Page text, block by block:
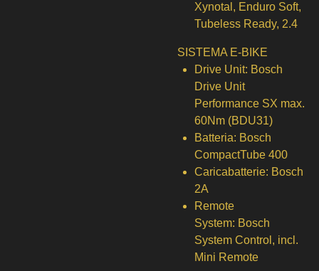
Xynotal, Enduro Soft,
Tubeless Ready, 2.4
SISTEMA E-BIKE
Drive Unit: Bosch
Drive Unit
Performance SX max.
60Nm (BDU31)
Batteria: Bosch
CompactTube 400
Caricabatterie: Bosch
2A
Remote
System: Bosch
System Control, incl.
Mini Remote